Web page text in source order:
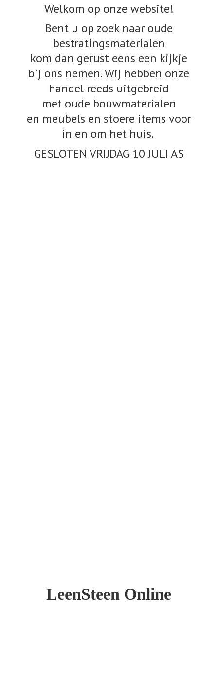
LeenSteen Online
Welkom op onze website!
Bent u op zoek naar oude
bestratingsmaterialen
kom dan gerust eens een kijkje
bij ons nemen. Wij hebben onze
handel reeds uitgebreid
met oude bouwmaterialen
en meubels en stoere items voor
in en om het huis.
GESLOTEN VRIJDAG 10JULI AS